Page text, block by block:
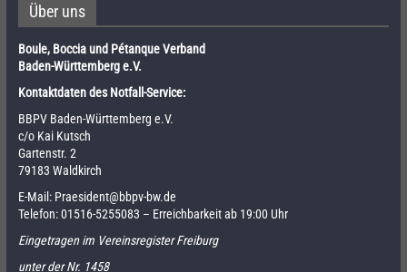
Über uns
Boule, Boccia und Pétanque Verband
Baden-Württemberg e.V.
Kontaktdaten des Notfall-Service:
BBPV Baden-Württemberg e.V.
c/o Kai Kutsch
Gartenstr. 2
79183 Waldkirch
E-Mail: Praesident@bbpv-bw.de
Telefon:01516-5255083 – Erreichbarkeit ab 19:00 Uhr
Eingetragen im Vereinsregister Freiburg
unter der Nr. 1458